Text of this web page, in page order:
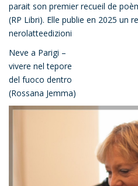
parait son premier recueil de
(RP Libri). Elle publie en 2025 un
nerolatteedizioni
Neve a Parigi –
vivere nel tepore
del fuoco dentro
(Rossana Jemma)